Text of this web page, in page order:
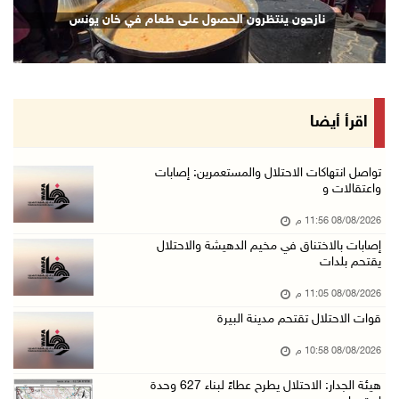
مستعمرون يهاجمون مسجدا في بلدة إذنا غرب الخلي ...
08/آب/2026 09:11 م
الاحتلال يقتحم كوبر شمال رام الله
إصابات بالاختناق خلال مواجهات مع الاحتلال في ...
الاحتلال ينصب حواجز طيارة في محيط مخيم طولكرم ...
مستعمرون يهاجمون قرية أبو فلاح
08/آب/2026 07:07 م
نازحون ينتظرون الحصول على طعام في خان يونس
اقرأ أيضا
تواصل انتهاكات الاحتلال والمستعمرين: إصابات
واعتقالات و
08/08/2026 11:56 م
إصابات بالاختناق في مخيم الدهيشة والاحتلال
يقتحم بلدات
08/08/2026 11:05 م
قوات الاحتلال تقتحم مدينة البيرة
08/08/2026 10:58 م
هيئة الجدار: الاحتلال يطرح عطاءً لبناء 627 وحدة